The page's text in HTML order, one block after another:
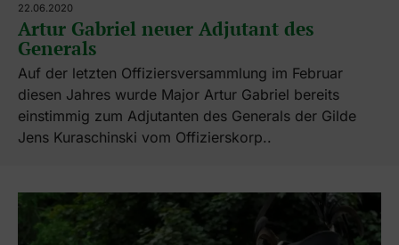
22.06.2020
Artur Gabriel neuer Adjutant des
Generals
Auf der letzten Offiziersversammlung im Februar
diesen Jahres wurde Major Artur Gabriel bereits
einstimmig zum Adjutanten des Generals der Gilde
Jens Kuraschinski vom Offizierskorp..